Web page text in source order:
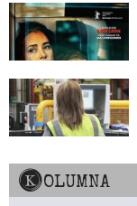
KOLUMNA